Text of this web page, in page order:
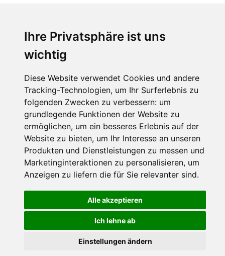
Ihre Privatsphäre ist uns
wichtig
Diese Website verwendet Cookies und andere
Tracking-Technologien, um Ihr Surferlebnis zu
folgenden Zwecken zu verbessern: um
grundlegende Funktionen der Website zu
ermöglichen, um ein besseres Erlebnis auf der
Website zu bieten, um Ihr Interesse an unseren
Produkten und Dienstleistungen zu messen und
Marketinginteraktionen zu personalisieren, um
Anzeigen zu liefern die für Sie relevanter sind.
Alle akzeptieren
Ich lehne ab
Einstellungen ändern